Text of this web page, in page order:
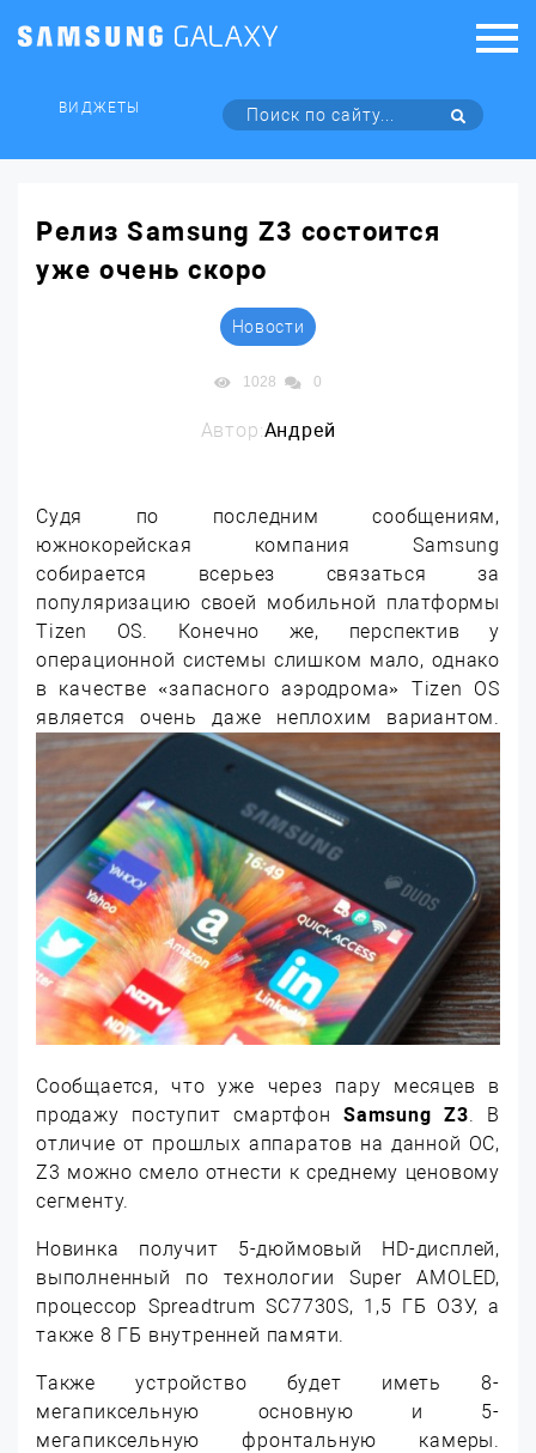
ВИДЖЕТЫ
Релиз Samsung Z3 состоится
уже очень скоро
Новости
1028 0
Автор:Андрей
Судя по последним сообщениям,
южнокорейская компания Samsung
собирается всерьез связаться за
популяризацию своей мобильной платформы
Tizen OS. Конечно же, перспектив у
операционной системы слишком мало, однако
в качестве «запасного аэродрома» Tizen OS
является очень даже неплохим вариантом.
Сообщается, что уже через пару месяцев в
продажу поступит смартфонSamsung Z3 . В
отличие от прошлых аппаратов на данной ОС,
Z3 можно смело отнести к среднему ценовому
сегменту.
Новинка получит 5-дюймовый HD-дисплей,
выполненный по технологии Super AMOLED,
процессор Spreadtrum SC7730S, 1,5 ГБ ОЗУ, а
также 8 ГБ внутренней памяти.
Также устройство будет иметь 8-
мегапиксельную основную и 5-
мегапиксельную фронтальную камеры.